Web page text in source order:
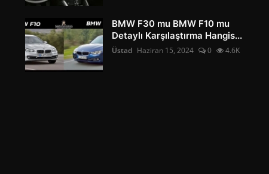
BMW F30 mu BMW F10 mu
Detaylı Karşılaştırma Hangis...
Üstad Haziran 15, 2024 0 4.6K